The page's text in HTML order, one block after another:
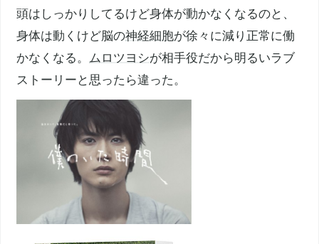
頭はしっかりしてるけど身体が動かなくなるのと、
身体は動くけど脳の神経細胞が徐々に減り正常に働
かなくなる。 ムロツヨシが相手役だから明るいラブ
ストーリーと思ったら違った。